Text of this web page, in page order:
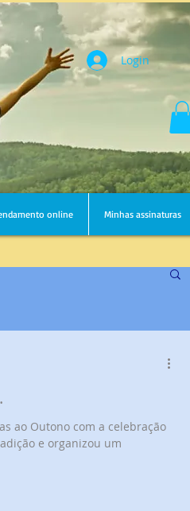
Login
online Minhas assinaturas
e organizou um